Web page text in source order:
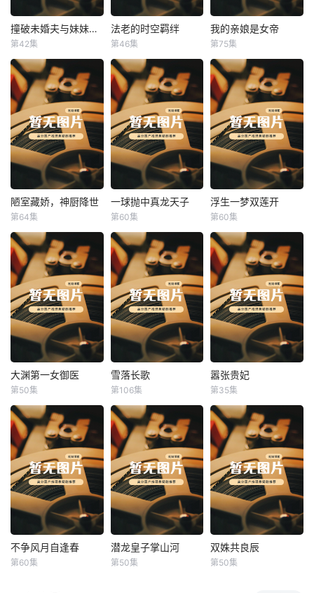
撞破未婚夫与妹妹打野战 撞破未婚夫与妹妹打野战
第42集
法老的时空羁绊
法老的时空羁绊
第46集
我的亲娘是女帝
我的亲娘是女帝
第75集
陋室藏娇，神厨降世
陋室藏娇，神厨降世
第64集
一球抛中真龙天子
一球抛中真龙天子
第60集
浮生一梦双莲开
浮生一梦双莲开
第60集
大渊第一女御医
大渊第一女御医
第50集
雪落长歌
雪落长歌
第106集
嚣张贵妃
嚣张贵妃
第35集
不争风月自逢春
不争风月自逢春
第60集
潜龙皇子掌山河
潜龙皇子掌山河
第50集
双姝共良辰
双姝共良辰
第50集